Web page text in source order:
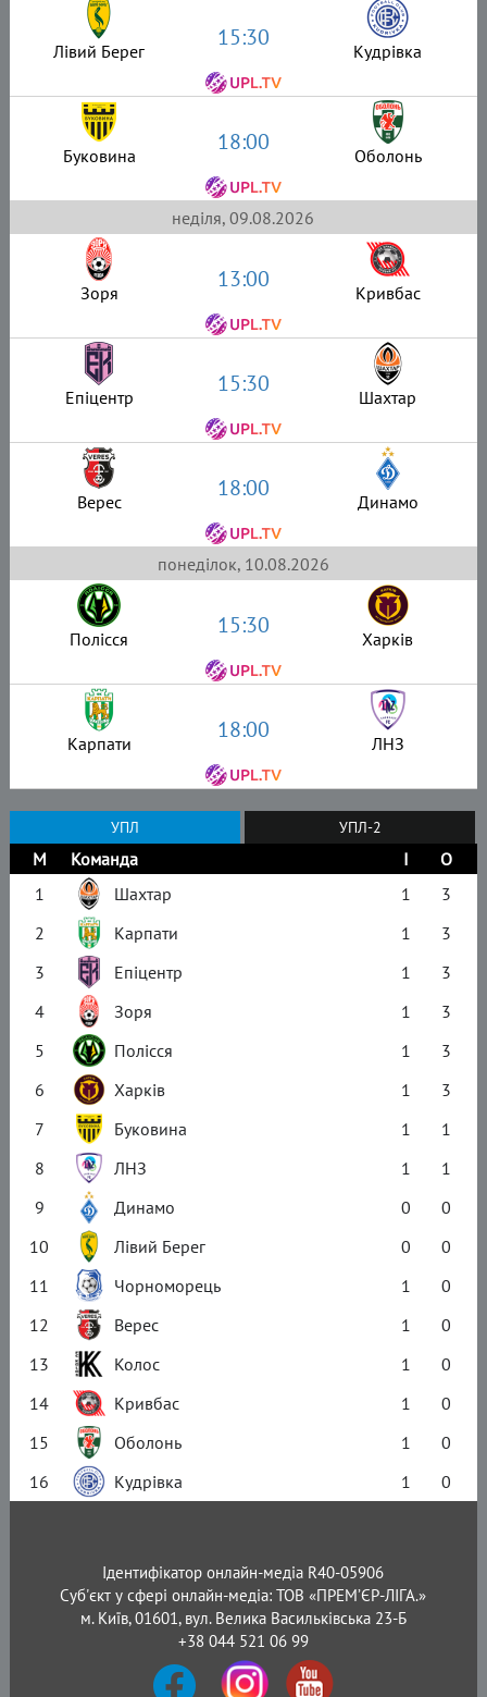
Лівий Берег 15:30 Кудрівка
Буковина 18:00 Оболонь
неділя, 09.08.2026
Зоря 13:00 Кривбас
Епіцентр 15:30 Шахтар
Верес 18:00 Динамо
понеділок, 10.08.2026
Полісся 15:30 Харків
Карпати 18:00 ЛНЗ
УПЛ УПЛ-2
М Команда І
О
1
Шахтар 1
3
2
Карпати 1
3
3
Епіцентр 1
3
4
Зоря 1
3
5
Полісся 1
3
6
Харків 1
3
7
Буковина 1
1
8
ЛНЗ 1
1
9
Динамо 0
0
10
Лівий Берег 0
0
11
Чорноморець 1
0
12
Верес 1
0
13
Колос 1
0
14
Кривбас 1
0
15
Оболонь 1
0
16
Кудрівка 1 0
Ідентифікатор онлайн-медіа R40-05906
Суб'єкт у сфері онлайн-медіа: ТОВ «ПРЕМ’ЄР-ЛІГА.»
м. Київ, 01601, вул. Велика Васильківська 23-Б
+38 044 521 06 99